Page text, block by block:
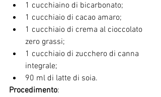
1 cucchiaino di bicarbonato;
1 cucchiaio di cacao amaro;
1 cucchiaio di crema al cioccolato
zero grassi;
1 cucchiaio di zucchero di canna
integrale;
90 ml di latte di soia.
Procedimento: